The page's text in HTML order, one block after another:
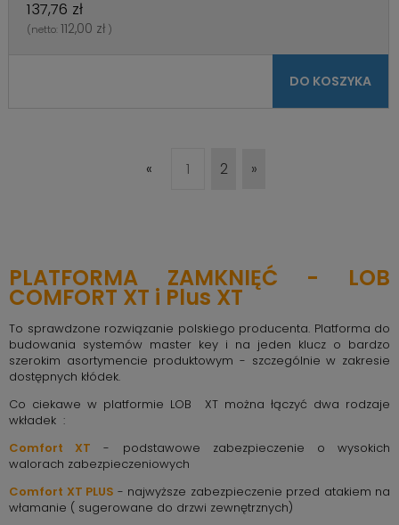
137,76 zł
(netto: 112,00 zł )
DO KOSZYKA
« 1 2 »
PLATFORMA ZAMKNIĘĆ - LOB
COMFORT XT i Plus XT
To sprawdzone rozwiązanie polskiego producenta. Platforma do
budowania systemów master key i na jeden klucz o bardzo
szerokim asortymencie produktowym - szczególnie w zakresie
dostępnych kłódek.
Co ciekawe w platformie LOB XT można łączyć dwa rodzaje
wkładek :
Comfort XT
- podstawowe zabezpieczenie o wysokich
walorach zabezpieczeniowych
Comfort XT PLUS - najwyższe zabezpieczenie przed atakiem na
włamanie ( sugerowane do drzwi zewnętrznych)